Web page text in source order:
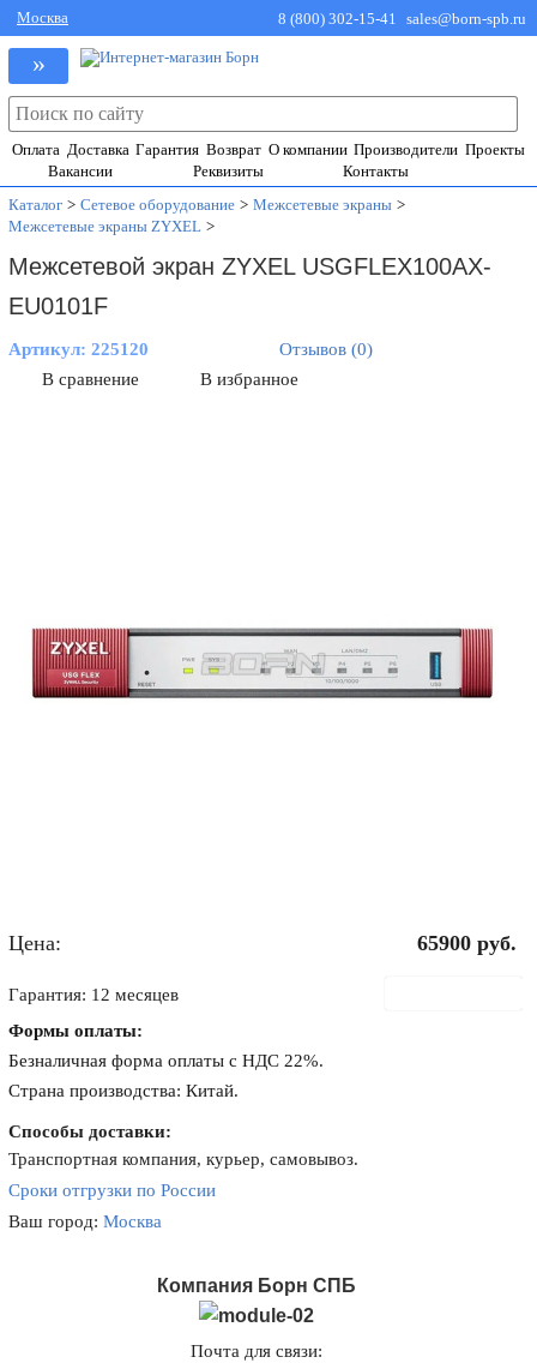
Москва 8 (800) 302-15-41 sales@born-spb.ru
»
Оплата Доставка Гарантия Возврат О компании Производители Проекты
Вакансии
Реквизиты
Контакты
Каталог > Сетевое оборудование > Межсетевые экраны >
Межсетевые экраны ZYXEL >
Межсетевой экран ZYXEL USGFLEX100AX-
EU0101F
Артикул:225120
Отзывов (0)
В сравнение
В избранное
Цена: 65900 руб.
Гарантия: 12 месяцев
Формы оплаты:
Безналичная форма оплаты с НДС 22%.
Страна производства: Китай.
Способы доставки:
Транспортная компания, курьер, самовывоз.
Сроки отгрузки по России
Ваш город:Москва
Компания Борн СПБ
Почта для связи: